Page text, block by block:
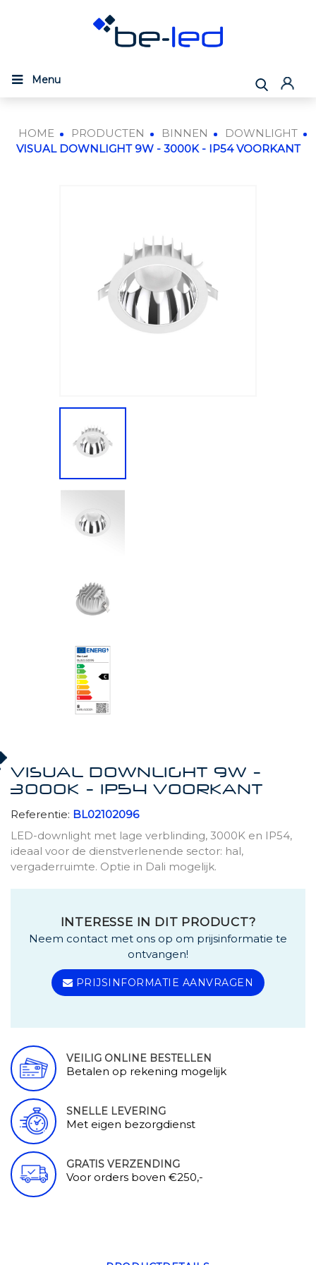
Menu
HOME PRODUCTEN BINNEN
DOWNLIGHT
VISUAL DOWNLIGHT 9W - 3000K - IP54 VOORKANT
VISUAL DOWNLIGHT 9W -
3000K - IP54 VOORKANT
Referentie: BL02102096
LED-downlight met lage verblinding, 3000K en IP54,
ideaal voor de dienstverlenende sector: hal,
vergaderruimte. Optie in Dali mogelijk.
INTERESSE IN DIT PRODUCT?
Neem contact met ons op om prijsinformatie te
ontvangen!
PRIJSINFORMATIE AANVRAGEN
VEILIG ONLINE BESTELLEN
Betalen op rekening mogelijk
SNELLE LEVERING
Met eigen bezorgdienst
GRATIS VERZENDING
Voor orders boven €250,-